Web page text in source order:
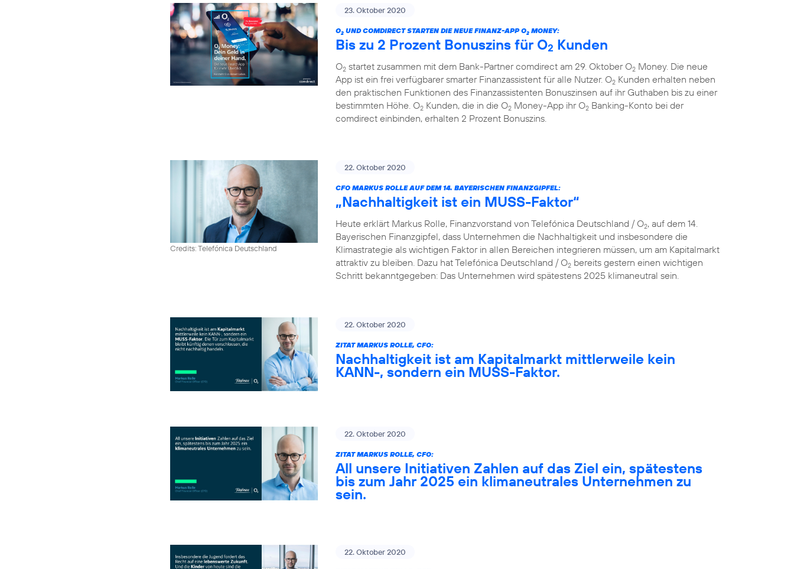
23. Oktober 2020
O2 UND COMDIRECT STARTEN DIE NEUE FINANZ-APP O2 MONEY:
Bis zu 2 Prozent Bonuszins für O2 Kunden
O2 startet zusammen mit dem Bank-Partner comdirect am 29. Oktober O2 Money. Die neue
App ist ein frei verfügbarer smarter Finanzassistent für alle Nutzer. O2 Kunden erhalten neben
den praktischen Funktionen des Finanzassistenten Bonuszinsen auf ihr Guthaben bis zu einer
bestimmten Höhe. O2 Kunden, die in die O2 Money-App ihr O2 Banking-Konto bei der
comdirect einbinden, erhalten 2 Prozent Bonuszins.
Credits: Telefónica Deutschland
22. Oktober 2020
CFO MARKUS ROLLE AUF DEM 14. BAYERISCHEN FINANZGIPFEL:
„Nachhaltigkeit ist ein MUSS-Faktor“
Heute erklärt Markus Rolle, Finanzvorstand von Telefónica Deutschland / O2, auf dem 14.
Bayerischen Finanzgipfel, dass Unternehmen die Nachhaltigkeit und insbesondere die
Klimastrategie als wichtigen Faktor in allen Bereichen integrieren müssen, um am Kapitalmarkt
attraktiv zu bleiben. Dazu hat Telefónica Deutschland / O2 bereits gestern einen wichtigen
Schritt bekanntgegeben: Das Unternehmen wird spätestens 2025 klimaneutral sein.
22. Oktober 2020
ZITAT MARKUS ROLLE, CFO:
Nachhaltigkeit ist am Kapitalmarkt mittlerweile kein
KANN-, sondern ein MUSS-Faktor.
22. Oktober 2020
ZITAT MARKUS ROLLE, CFO:
All unsere Initiativen Zahlen auf das Ziel ein, spätestens
bis zum Jahr 2025 ein klimaneutrales Unternehmen zu
sein.
22. Oktober 2020